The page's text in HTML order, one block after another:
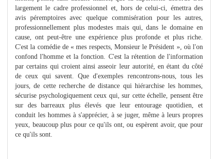
largement le cadre professionnel et, hors de celui-ci, émettra des
avis péremptoires avec quelque commisération pour les autres,
professionnellement plus modestes mais qui, dans le domaine en
cause, ont peut-être une expérience plus profonde et plus riche.
C'est la comédie de « mes respects, Monsieur le Président », où l'on
confond l'homme et la fonction. C'est la rétention de l'information
par certains qui croient ainsi asseoir leur autorité, en étant du côté
de ceux qui savent. Que d'exemples rencontrons-nous, tous les
jours, de cette recherche de distance qui hiérarchise les hommes,
sécurise psychologiquement ceux qui, sur cette échelle, pensent être
sur des barreaux plus élevés que leur entourage quotidien, et
conduit les hommes à s'apprécier, à se juger, même à leurs propres
yeux, beaucoup plus pour ce qu'ils ont, ou espèrent avoir, que pour
ce qu'ils sont.